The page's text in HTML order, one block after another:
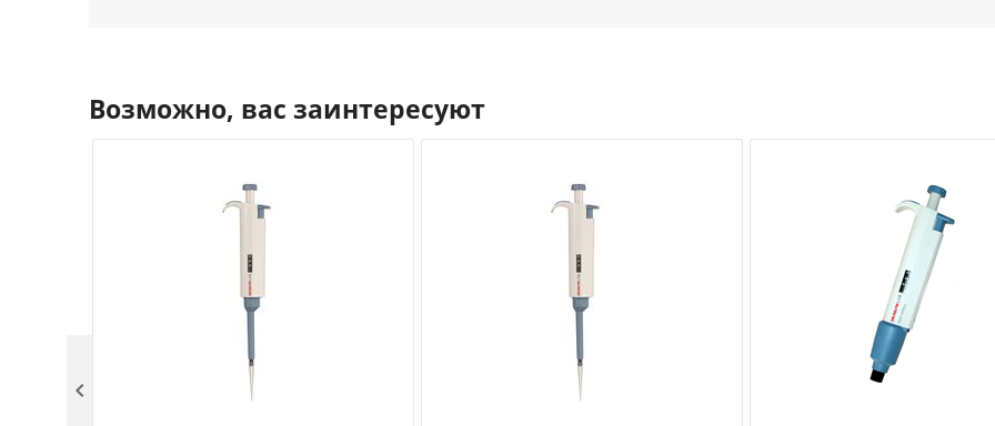
Возможно, вас заинтересуют
